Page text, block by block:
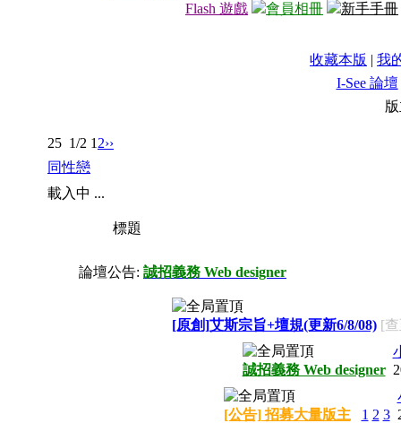
Flash 遊戲
會員相冊 新手手冊
收藏本版 | 我
I-See 論壇
25 1/2 1 2››
同性戀
載入中 ...
標題
論壇公告: 誠招義務 Web designer
[原創]艾斯宗旨+壇規(更新6/8/08) [
誠招義務 Web designer
[公告] 招募大量版主 1 2 3